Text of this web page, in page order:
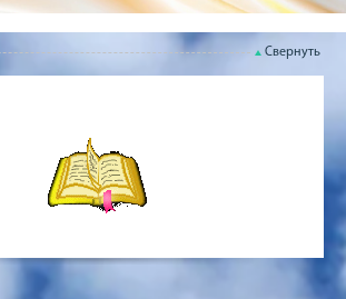
Свернуть